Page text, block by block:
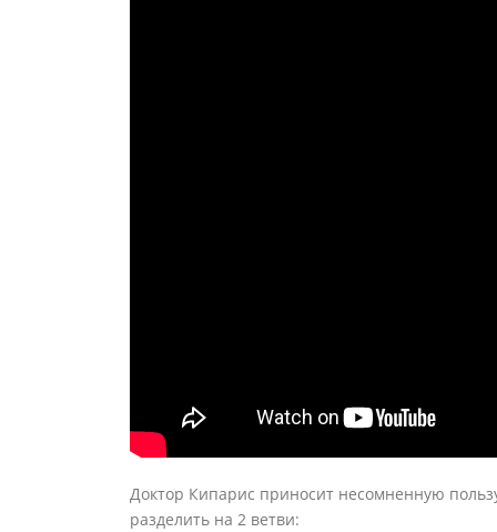
Доктор Кипарис приносит несомненную
разделить на 2 ветви: